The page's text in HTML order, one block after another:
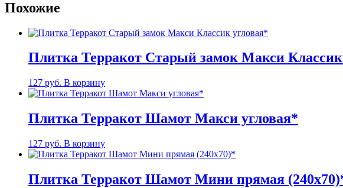
Похожие
Плитка Терракот Старый замок Макси Классик
127 руб. В корзину
Плитка Терракот Шамот Макси угловая*
127 руб. В корзину
Плитка Терракот Шамот Мини прямая